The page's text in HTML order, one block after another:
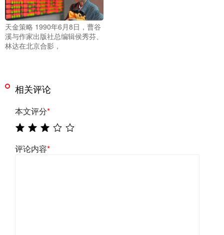
天金策略 1990年6月8日，曹谷
溪与作家出版社总编辑侯秀芬、
林达在北京合影，
相关评论
本文评分*
评论内容*